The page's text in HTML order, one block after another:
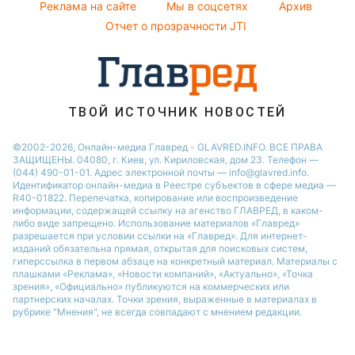
Елена Зеленская
Реклама на сайте
Мы в соцсетях
Архив
Отчет о прозрачности JTI
ТВОЙ ИСТОЧНИК НОВОСТЕЙ
©2002-2026, Онлайн-медиа Главред - GLAVRED.INFO. ВСЕ ПРАВА
ЗАЩИЩЕНЫ. 04080, г. Киев, ул. Кириловская, дом 23. Телефон —
(044) 490-01-01. Адрес электронной почты — info@glavred.info.
Идентификатор онлайн-медиа в Реестре cубъектов в сфере медиа —
R40-01822. Перепечатка, копирование или воспроизведение
информации, содержащей ссылку на агенство ГЛАВРЕД, в каком-
либо виде запрещено. Использование материалов «Главред»
разрешается при условии ссылки на «Главред». Для интернет-
изданий обязательна прямая, открытая для поисковых систем,
гиперссылка в первом абзаце на конкретный материал. Материалы с
плашками «Реклама», «Новости компаний», «Актуально», «Точка
зрения», «Официально» публикуются на коммерческих или
партнерских началах. Точки зрения, выраженные в материалах в
рубрике "Мнения", не всегда совпадают с мнением редакции.